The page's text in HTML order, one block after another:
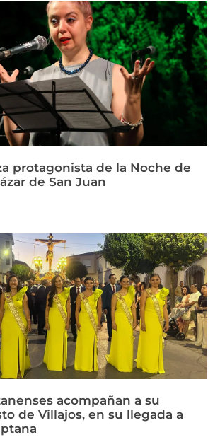
protagonista de la Noche de
de San Juan
acompañan a su
de Villajos, en su llegada a